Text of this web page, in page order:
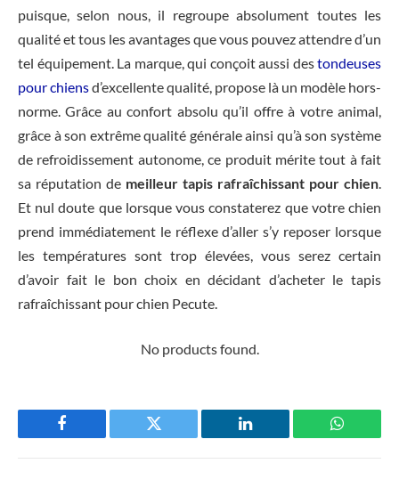
puisque, selon nous, il regroupe absolument toutes les
qualité et tous les avantages que vous pouvez attendre d’un
tel équipement. La marque, qui conçoit aussi destondeuses
pour chiensd’excellente qualité, propose là un modèle hors-
norme. Grâce au confort absolu qu’il offre à votre animal,
grâce à son extrême qualité générale ainsi qu’à son système
de refroidissement autonome, ce produit mérite tout à fait
sa réputation de meilleur tapis rafraîchissant pour chien.
Et nul doute que lorsque vous constaterez que votre chien
prend immédiatement le réflexe d’aller s’y reposer lorsque
les températures sont trop élevées, vous serez certain
d’avoir fait le bon choix en décidant d’acheter le tapis
rafraîchissant pour chien Pecute.
No products found.
Facebook Twitter LinkedIn